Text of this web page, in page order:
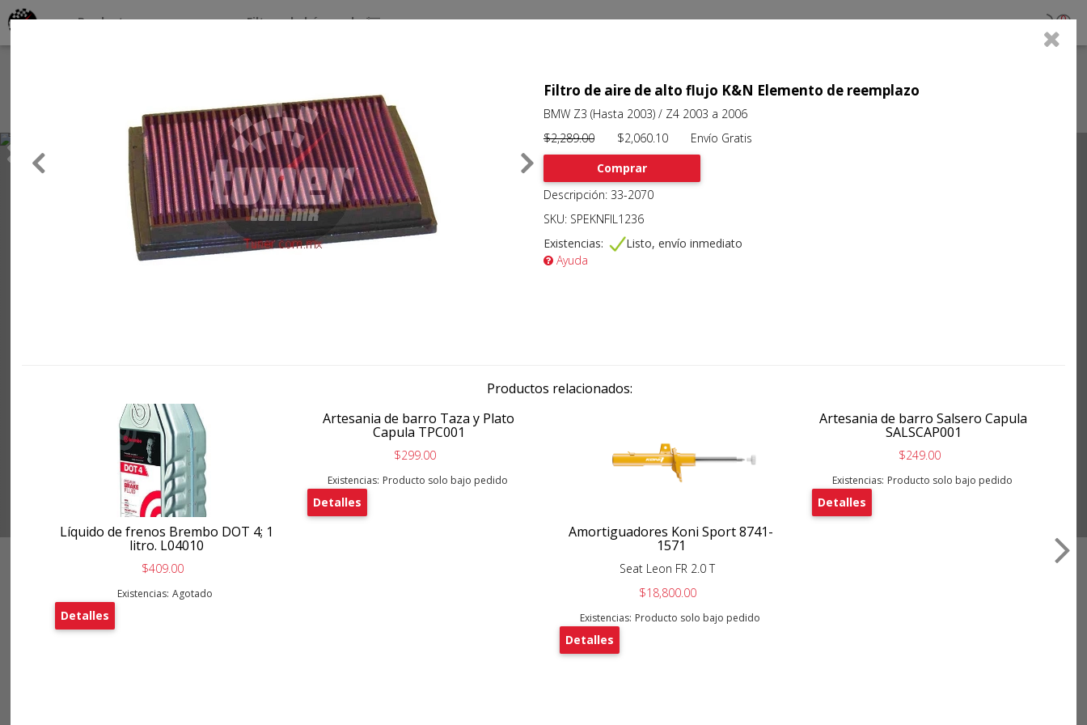
Clients
Productos por marcas Filtros de búsqueda 0
Previous
Filtro de aire de alto flujo K&N Elemento de reemplazo
BMW Z3 (Hasta 2003) / Z4 2003 a 2006
$2,289.00$2,060.10 Envío Gratis
Comprar
Descripción: 33-2070
SKU: SPEKNFIL1236
Existencias:
Listo, envío inmediato
Ayuda
Productos relacionados:
Líquido de frenos Brembo DOT 4; 1
litro. L04010
$409.00
Existencias: Agotado
Detalles
Artesania de barro Taza y Plato
Capula TPC001
$299.00
Existencias: Producto solo bajo pedido
Detalles
Amortiguadores Koni Sport 8741-
1571
Seat Leon FR 2.0 T
$18,800.00
Existencias: Producto solo bajo pedido
Detalles
Artesania de barro Salsero Capula
SALSCAP001
$249.00
Existencias: Producto solo bajo pedido
Detalles